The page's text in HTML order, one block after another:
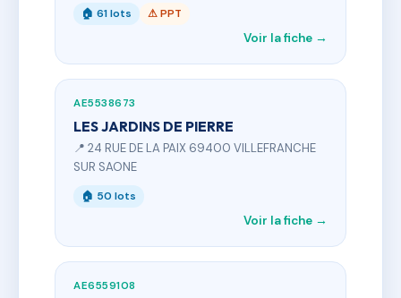
🏠 61 lots ⚠ PPT
Voir la fiche →
AE5538673
LES JARDINS DE PIERRE
📍 24 RUE DE LA PAIX 69400 VILLEFRANCHE
SUR SAONE
🏠 50 lots
Voir la fiche →
AE6559108